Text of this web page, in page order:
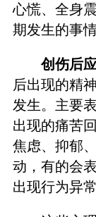
心慌、全身
期发生的事
创伤后
后出现的精
发生。主要
出现的痛苦
焦虑、抑郁
动，有的会
出现行为异常